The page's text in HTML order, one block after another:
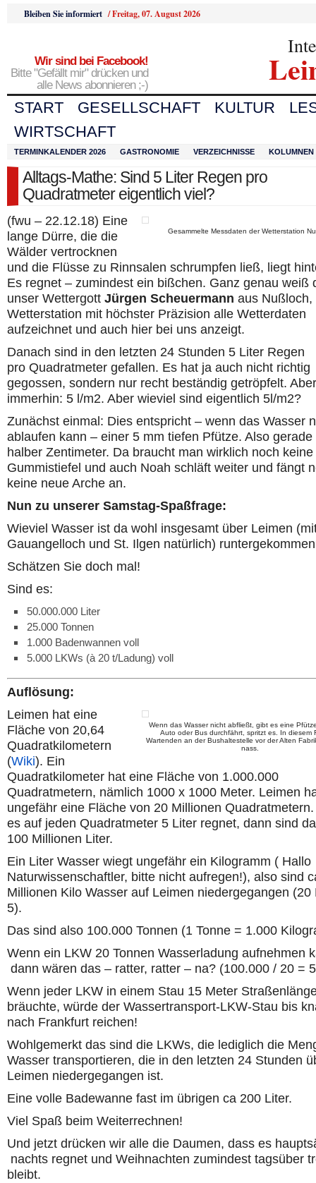
Bleiben Sie informiert /Freitag, 07. August 2026
Wir sind bei Facebook!
Bitte "Gefällt mir" drücken und
alle News abonnieren ;-)
START GESELLSCHAFT KULTUR
WIRTSCHAFT
TERMINKALENDER 2026 GASTRONOMIE VERZEICHNISSE KOLUMNEN
Alltags-Mathe: Sind 5 Liter Regen pro
Quadratmeter eigentlich viel?
Gesammelte Messdaten der Wetterstation
(fwu – 22.12.18) Eine
lange Dürre, die die
Wälder vertrocknen
und die Flüsse zu Rinnsalen schrumpfen ließ, liegt
Es regnet – zumindest ein bißchen. Ganz genau weiß
unser Wettergott Jürgen Scheuermann aus Nußloch,
Wetterstation mit höchster Präzision alle Wetterdaten
aufzeichnet und auch hier bei uns anzeigt.
Danach sind in den letzten 24 Stunden 5 Liter Regen
pro Quadratmeter gefallen. Es hat ja auch nicht richtig
gegossen, sondern nur recht beständig getröpfelt. Aber
immerhin: 5 l/m2. Aber wieviel sind eigentlich 5l/m2?
Zunächst einmal: Dies entspricht – wenn das Wasser
ablaufen kann – einer 5 mm tiefen Pfütze. Also gerade
halber Zentimeter. Da braucht man wirklich noch keine
Gummistiefel und auch Noah schläft weiter und fängt
keine neue Arche an.
Nun zu unserer Samstag-Spaßfrage:
Wieviel Wasser ist da wohl insgesamt über Leimen
Gauangelloch und St. Ilgen natürlich)
Schätzen Sie doch mal!
Sind es:
50.000.000 Liter
25.000 Tonnen
1.000 Badenwannen voll
5.000 LKWs (à 20 t/Ladung) voll
Auflösung:
Wenn das Wasser nicht abfließt, gibt es eine
Auto oder Bus durchfährt, spritzt es. In diesem
Wartenden an der Bushaltestelle vor der Alten
nass.
Leimen hat eine
Fläche von 20,64
Quadratkilometern
(Wiki). Ein
Quadratkilometer hat eine Fläche von 1.000.000
Quadratmetern, nämlich 1000 x 1000 Meter. Leimen
ungefähr eine Fläche von 20 Millionen
es auf jeden Quadratmeter 5 Liter regnet, dann sind
100 Millionen Liter.
Ein Liter Wasser wiegt ungefähr ein Kilogramm ( Hallo
Naturwissenschaftler, bitte nicht aufregen!), also sind
Millionen Kilo Wasser auf Leimen niedergegangen (20
5).
Das sind also 100.000 Tonnen (1 Tonne = 1.000
Wenn ein LKW 20 Tonnen Wasserladung aufnehmen
dann wären das – ratter, ratter – na? (100.000 / 20 =
Wenn jeder LKW in einem Stau 15 Meter
bräuchte, würde der Wassertransport-LKW-Stau bis
nach Frankfurt reichen!
Wohlgemerkt das sind die LKWs, die lediglich die
Wasser transportieren, die in den letzten 24 Stunden
Leimen niedergegangen ist.
Eine volle Badewanne fast im übrigen ca 200 Liter.
Viel Spaß beim Weiterrechnen!
Und jetzt drücken wir alle die Daumen, dass es
nachts regnet und Weihnachten zumindest tagsüber
bleibt.